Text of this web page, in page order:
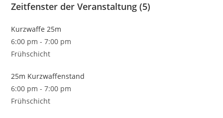
Zeitfenster der Veranstaltung (5)
Kurzwaffe 25m
6:00 pm -7:00 pm
Frühschicht
25m Kurzwaffenstand
6:00 pm -7:00 pm
Frühschicht